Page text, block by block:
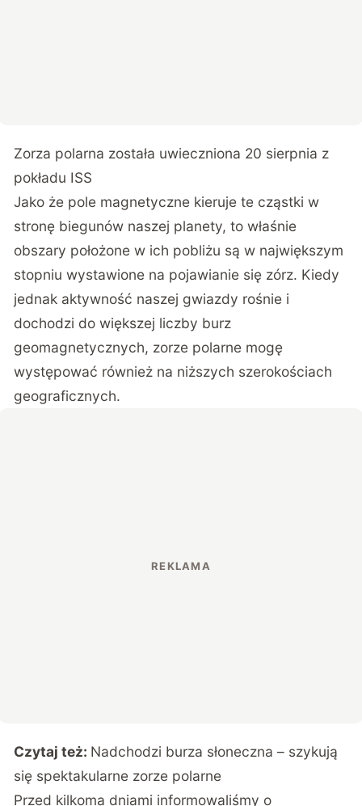
Zorza polarna została uwieczniona 20 sierpnia z
pokładu ISS
Jako że pole magnetyczne kieruje te cząstki w
stronę biegunów naszej planety, to właśnie
obszary położone w ich pobliżu są w największym
stopniu wystawione na pojawianie się zórz. Kiedy
jednak aktywność naszej gwiazdy rośnie i
dochodzi do większej liczby burz
geomagnetycznych, zorze polarne mogę
występować również na niższych szerokościach
geograficznych.
Czytaj też: Nadchodzi burza słoneczna – szykują
się spektakularne zorze polarne
Przed kilkoma dniami informowaliśmy o